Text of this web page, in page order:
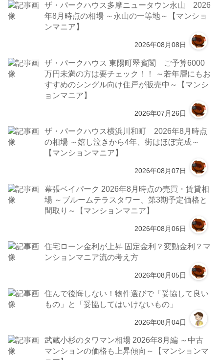
ザ・パークハウス多摩ニュータウン永山 2026
年8月時点の相場 ～永山の一等地～【マンショ
ンマニア】
2026年08月08日
ザ・パークハウス 東陽町翠賓閣 ご予算6000
万円未満の方は要チェック！！ ～若年層にもお
すすめのシングル向け住戸が販売中～【マンシ
ョンマニア】
2026年07月26日
ザ・パークハウス横浜川和町 2026年8月時点
の相場 ～嬉し泣きから4年、街はほぼ完成～
【マンションマニア】
2026年08月07日
幕張ベイパーク 2026年8月時点の売買・賃貸相
場 ～ブルームテラスタワー、第3期予定価格と
間取り～【マンションマニア】
2026年08月06日
住宅ローン金利が上昇 固定金利？変動金利？マ
ンションマニア流の考え方
2026年08月05日
住んで後悔しない！物件選びで「妥協して良い
もの」と「妥協してはいけないもの」
2026年08月04日
武蔵小杉のタワマン相場 2026年8月編 ～中古
マンションの価格も上昇傾向～【マンションマ